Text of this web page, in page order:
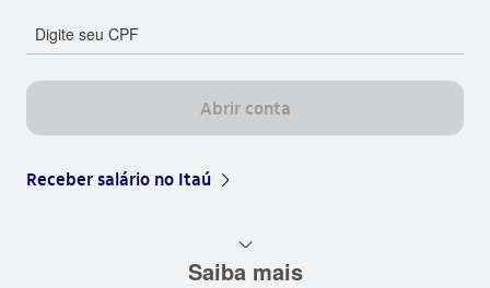
Digite seu CPF
Abrir conta
Receber salário no Itaú arrow_right_base
seta_baixo
Saiba mais